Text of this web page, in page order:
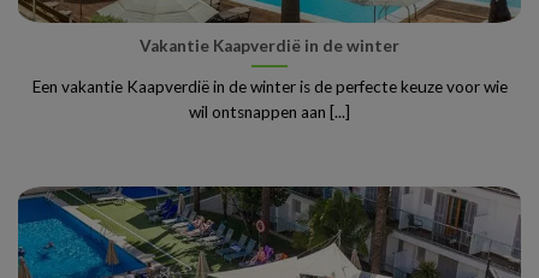
Vakantie Kaapverdië in de winter
Een vakantie Kaapverdië in de winter is de perfecte keuze voor wie
wil ontsnappen aan [...]